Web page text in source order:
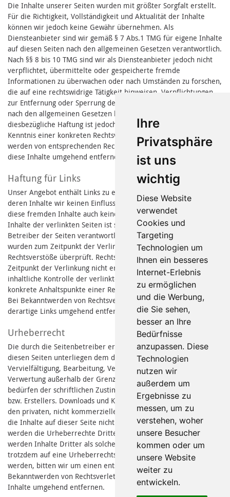
Ihre
Privatsphäre
ist uns
wichtig
Diese Website
verwendet
Cookies und
Targeting
Technologien um
Ihnen ein besseres
Internet-Erlebnis
zu ermöglichen
und die Werbung,
die Sie sehen,
besser an Ihre
Bedürfnisse
anzupassen. Diese
Technologien
nutzen wir
außerdem um
Ergebnisse zu
messen, um zu
verstehen, woher
unsere Besucher
kommen oder um
unsere Website
weiter zu
entwickeln.
Die Inhalte unserer Seiten wurden mit größter Sorgfalt erstellt.
Für die Richtigkeit, Vollständigkeit und Aktualität der Inhalte
können wir jedoch keine Gewähr übernehmen. Als
Diensteanbieter sind wir gemäß § 7 Abs.1 TMG für eigene Inhalte
auf diesen Seiten nach den allgemeinen Gesetzen verantwortlich.
Nach §§ 8 bis 10 TMG sind wir als Diensteanbieter jedoch nicht
verpflichtet, übermittelte oder gespeicherte fremde
Informationen zu überwachen oder nach Umständen zu forschen,
die auf eine rechtswidrige Tätigkeit hinweisen. Verpflichtungen
zur Entfernung oder Sperrung der Nutzung von Informationen
nach den allgemeinen Gesetzen bleiben hiervon unberührt. Eine
diesbezügliche Haftung ist jedoch erst ab dem Zeitpunkt der
Kenntnis einer konkreten Rechtsverletzung möglich. Bei bekannt
werden von entsprechenden Rechtsverletzungen werden wir
diese Inhalte umgehend entfernen.
Haftung für Links
Unser Angebot enthält Links zu externen Webseiten Dritter, auf
deren Inhalte wir keinen Einfluss haben. Deshalb können wir für
diese fremden Inhalte auch keine Gewähr übernehmen. Für die
Inhalte der verlinkten Seiten ist stets der jeweilige Anbieter oder
Betreiber der Seiten verantwortlich. Die verlinkten Seiten
wurden zum Zeitpunkt der Verlinkung auf mögliche
Rechtsverstöße überprüft. Rechtswidrige Inhalte waren zum
Zeitpunkt der Verlinkung nicht erkennbar. Eine permanente
inhaltliche Kontrolle der verlinkten Seiten ist jedoch ohne
konkrete Anhaltspunkte einer Rechtsverletzung nicht zumutbar.
Bei Bekanntwerden von Rechtsverletzungen werden wir
derartige Links umgehend entfernen.
Urheberrecht
Die durch die Seitenbetreiber erstellten Inhalte und Werke auf
diesen Seiten unterliegen dem deutschen Urheberrecht. Die
Vervielfältigung, Bearbeitung, Verbreitung und jede Art der
Verwertung außerhalb der Grenzen des Urheberrechtes
bedürfen der schriftlichen Zustimmung des jeweiligen Autors
bzw. Erstellers. Downloads und Kopien dieser Seite sind nur für
den privaten, nicht kommerziellen Gebrauch gestattet. Soweit
die Inhalte auf dieser Seite nicht vom Betreiber erstellt wurden,
werden die Urheberrechte Dritter beachtet. Insbesondere
werden Inhalte Dritter als solche gekennzeichnet. Sollten Sie
trotzdem auf eine Urheberrechtsverletzung aufmerksam
werden, bitten wir um einen entsprechenden Hinweis. Bei
Bekanntwerden von Rechtsverletzungen werden wir derartige
Inhalte umgehend entfernen.